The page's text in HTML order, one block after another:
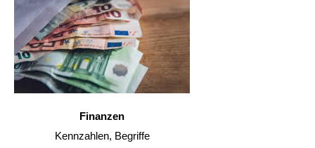
Finanzen
Kennzahlen, Begriffe